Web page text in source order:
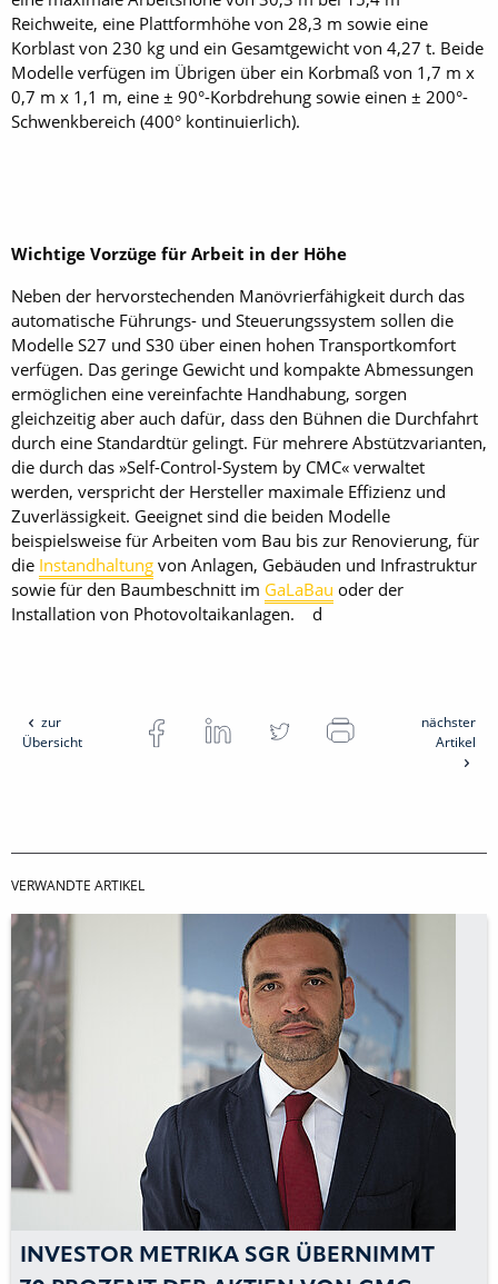
Reichweite, eine Plattformhöhe von 28,3 m sowie eine
Korblast von 230 kg und ein Gesamtgewicht von 4,27 t. Beide
Modelle verfügen im Übrigen über ein Korbmaß von 1,7 m x
0,7 m x 1,1 m, eine ± 90°-Korb­drehung sowie einen ± 200°-
Schwenkbereich (400° kontinuierlich).
Wichtige Vorzüge für Arbeit in der Höhe
Neben der hervorstechenden Manövrierfähigkeit durch das
automatische Führungs- und Steuerungssystem sollen die
Modelle S27 und S30 über einen hohen Transportkomfort
verfügen. Das geringe Gewicht und kompakte Abmessungen
ermöglichen eine vereinfachte Handhabung, sorgen
gleichzeitig aber auch dafür, dass den Bühnen die Durchfahrt
durch eine Standardtür gelingt. Für mehrere Abstützvarianten,
die durch das »Self-Control-System by CMC« verwaltet
werden, verspricht der Hersteller maximale Effizienz und
Zuverlässigkeit. Geeignet sind die beiden Modelle
beispielsweise für Arbeiten vom Bau bis zur Renovierung, für
die Instandhaltung von Anlagen, Gebäuden und Infrastruktur
sowie für den Baumbeschnitt im GaLaBau oder der
Installation von Photovoltaikanlagen. d
zur
Übersicht
nächster
Artikel
VERWANDTE ARTIKEL
INVESTOR METRIKA SGR ÜBERNIMMT